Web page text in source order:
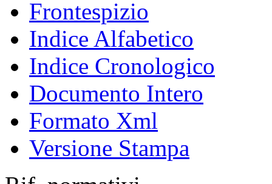
Frontespizio
Indice Alfabetico
Indice Cronologico
Documento Intero
Formato Xml
Versione Stampa